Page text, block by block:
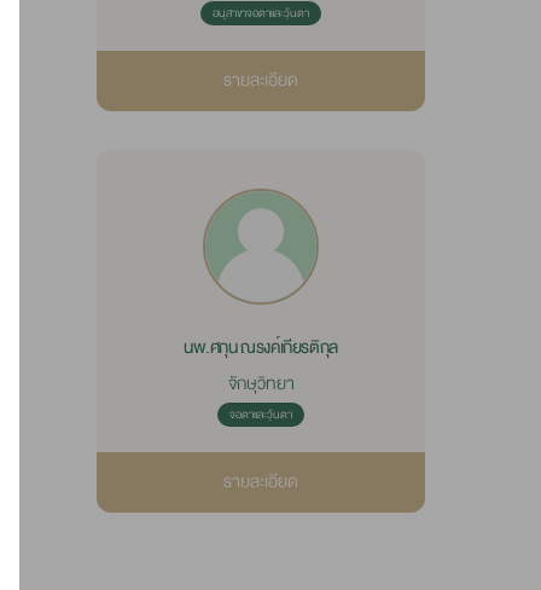
อนุสาขาจอตาและวุ้นตา
รายละเอียด
นพ.ศกุน ณรงค์เกียรติกุล
จักษุวิทยา
จอตาและวุ้นตา
รายละเอียด